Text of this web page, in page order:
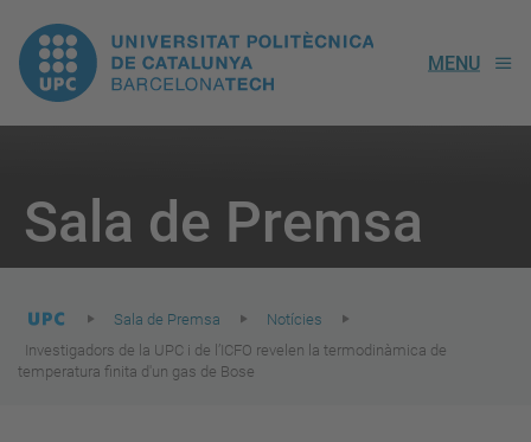
UPC.
Universitat
de
Catalunya
MENU
Sala de Premsa
here:
Sala de Premsa
Notícies
Investigadors de la UPC i de l’ICFO revelen la termodinàmica de
temperatura finita d'un gas de Bose